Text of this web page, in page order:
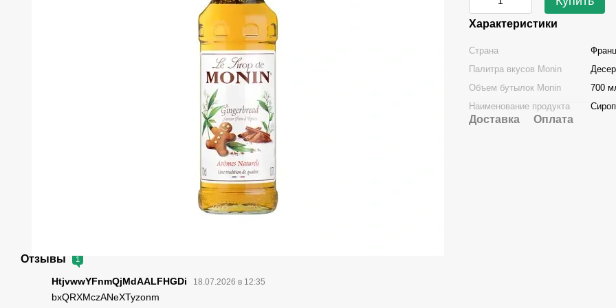
Отзывы 1
HtjvwwYFnmQjMdAALFHGDi 18.07.2026 в 12:35
bxQRXMczANeXTyzonm
Характеристики
Страна
Палитра вкусов Monin
Объем бутылок Monin
700
Наименование продукта
Доставка Оплата